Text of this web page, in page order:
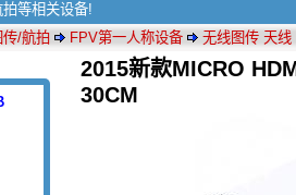
等相关设备!
/航拍 FPV第一人称设备 无线图传 天
2015新款MICRO
30CM